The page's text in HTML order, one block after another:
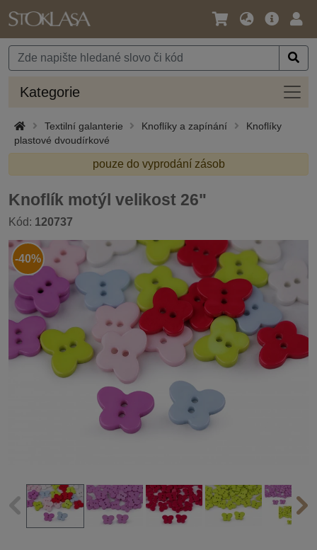
Jazyk
Měna
Hlavní
Kategorie
Textilní galanterie Knoflíky a zapínání
Knoflíky
plastové dvoudírkové
pouze do vyprodání zásob
Knoflík motýl velikost 26"
Kód: 120737
-40%